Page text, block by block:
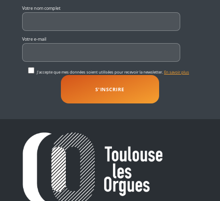
Votre nom complet
Votre e-mail
J'accepte que mes données soient utilisées pour recevoir la newsletter. En savoir plus